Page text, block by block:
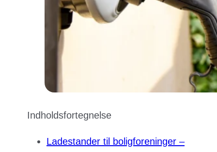
Indholdsfortegnelse
Ladestander til boligforeninger –